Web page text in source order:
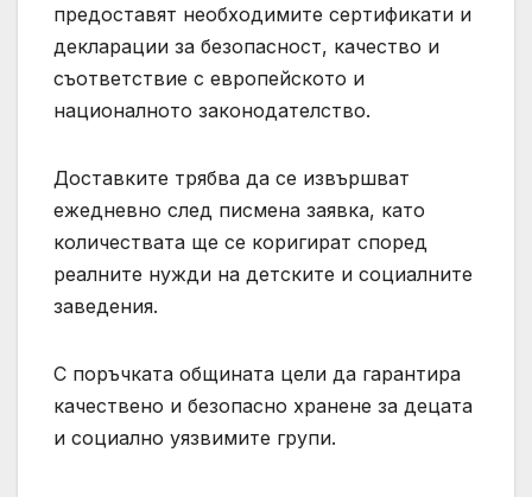
предоставят необходимите сертификати и
декларации за безопасност, качество и
съответствие с европейското и
националното законодателство.
Доставките трябва да се извършват
ежедневно след писмена заявка, като
количествата ще се коригират според
реалните нужди на детските и социалните
заведения.
С поръчката общината цели да гарантира
качествено и безопасно хранене за децата
и социално уязвимите групи.